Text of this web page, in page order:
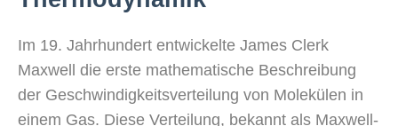
Im 19. Jahrhundert entwickelte James Clerk
Maxwell die erste mathematische Beschreibung
der Geschwindigkeitsverteilung von Molekülen in
einem Gas. Diese Verteilung, bekannt als Maxwell-